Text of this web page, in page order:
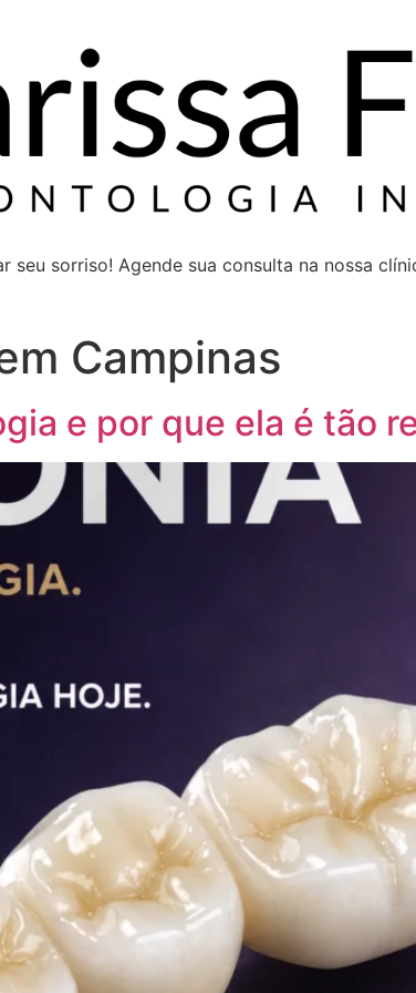
sorriso! Agende sua consulta na nossa
Campinas
e por que ela é tão